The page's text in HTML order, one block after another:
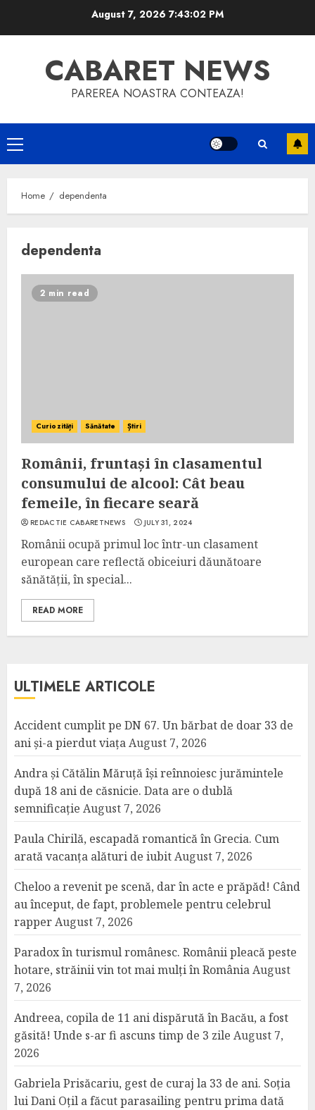
August 7, 2026 7:43:02 PM
CABARET NEWS
PAREREA NOASTRA CONTEAZA!
Primary
Menu
Home dependenta
dependenta
2 min read
Curiozități Sănătate Știri
Românii, fruntași în clasamentul
consumului de alcool: Cât beau
femeile, în fiecare seară
REDACTIE CABARETNEWS JULY 31, 2024
Românii ocupă primul loc într-un clasament
european care reflectă obiceiuri dăunătoare
sănătății, în special...
READ MORE
ULTIMELE ARTICOLE
Accident cumplit pe DN 67. Un bărbat de doar 33 de
ani și-a pierdut viațaAugust 7, 2026
Andra și Cătălin Măruță își reînnoiesc jurămintele
după 18 ani de căsnicie. Data are o dublă
semnificație August 7, 2026
Paula Chirilă, escapadă romantică în Grecia. Cum
arată vacanța alături de iubitAugust 7, 2026
Cheloo a revenit pe scenă, dar în acte e prăpăd! Când
au început, de fapt, problemele pentru celebrul
rapperAugust 7, 2026
Paradox în turismul românesc. Românii pleacă peste
hotare, străinii vin tot mai mulți în RomâniaAugust
7, 2026
Andreea, copila de 11 ani dispărută în Bacău, a fost
găsită! Unde s-ar fi ascuns timp de 3 zile August 7,
2026
Gabriela Prisăcariu, gest de curaj la 33 de ani. Soția
lui Dani Oțil a făcut parasailing pentru prima dată